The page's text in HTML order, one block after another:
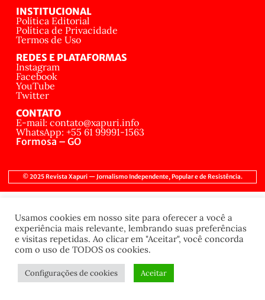
INSTITUCIONAL
Política Editorial
Política de Privacidade
Termos de Uso
REDES E PLATAFORMAS
Instagram
Facebook
YouTube
Twitter
CONTATO
E-mail: contato@xapuri.info
WhatsApp: +55 61 99991-1563
Formosa – GO
© 2025 Revista Xapuri — Jornalismo Independente, Popular e de Resistência.
Usamos cookies em nosso site para oferecer a você a
experiência mais relevante, lembrando suas preferências
e visitas repetidas. Ao clicar em "Aceitar", você concorda
com o uso de TODOS os cookies.
Configurações de cookies Aceitar